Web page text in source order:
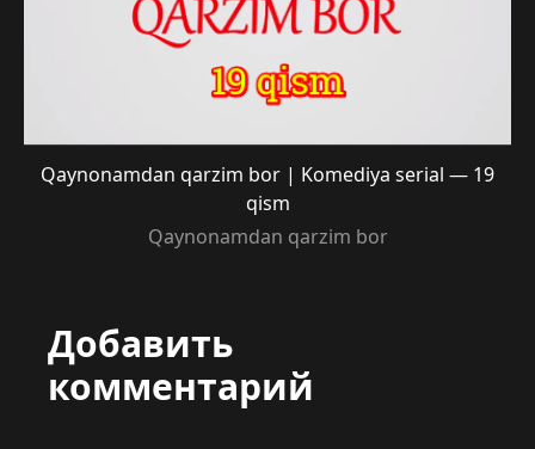
Qaynonamdan qarzim bor | Komediya serial — 19
qism
Qaynonamdan qarzim bor
Добавить
комментарий